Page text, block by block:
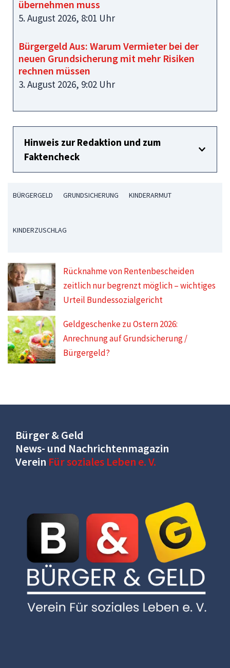
übernehmen muss
5. August 2026, 8:01 Uhr
Bürgergeld Aus: Warum Vermieter bei der
neuen Grundsicherung mit mehr Risiken
rechnen müssen
3. August 2026, 9:02 Uhr
Hinweis zur Redaktion und zum
Faktencheck
BÜRGERGELD GRUNDSICHERUNG KINDERARMUT
KINDERZUSCHLAG
Rücknahme von Rentenbescheiden
zeitlich nur begrenzt möglich – wichtiges
Urteil Bundessozialgericht
Geldgeschenke zu Ostern 2026:
Anrechnung auf Grundsicherung /
Bürgergeld?
Bürger & Geld
News- und Nachrichtenmagazin
Verein Für soziales Leben e. V.